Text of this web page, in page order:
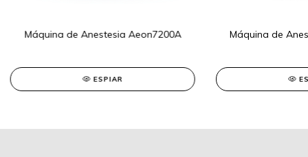
Máquina de Anestesia Aeon7200A
ESPIAR
Máquina de